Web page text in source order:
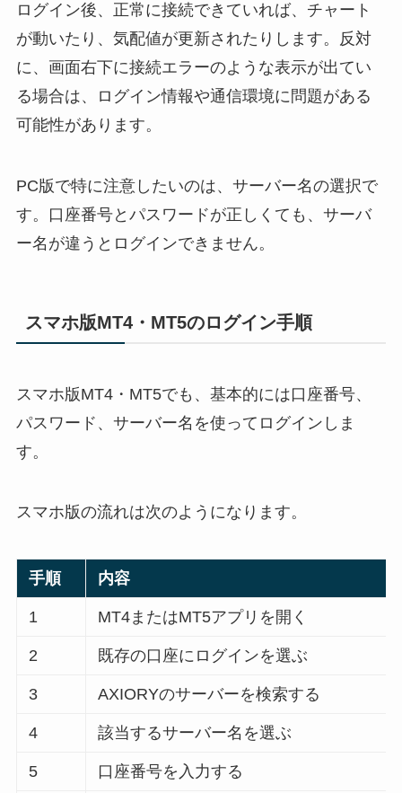
ログイン後、正常に接続できていれば、チャート
が動いたり、気配値が更新されたりします。反対
に、画面右下に接続エラーのような表示が出てい
る場合は、ログイン情報や通信環境に問題がある
可能性があります。
PC版で特に注意したいのは、サーバー名の選択で
す。口座番号とパスワードが正しくても、サーバ
ー名が違うとログインできません。
スマホ版MT4・MT5のログイン手順
スマホ版MT4・MT5でも、基本的には口座番号、
パスワード、サーバー名を使ってログインしま
す。
スマホ版の流れは次のようになります。
手順 内容
1 MT4またはMT5アプリを開く
2 既存の口座にログインを選ぶ
3 AXIORYのサーバーを検索する
4 該当するサーバー名を選ぶ
5 口座番号を入力する